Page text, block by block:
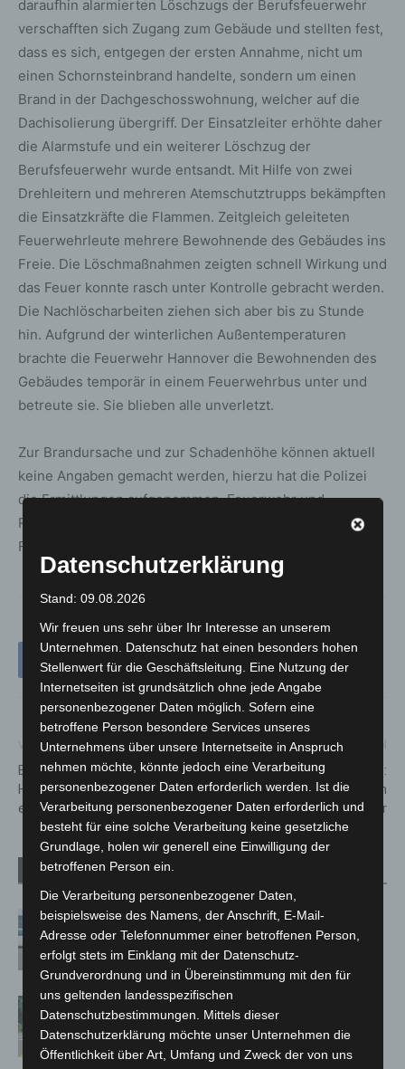
daraufhin alarmierten Löschzugs der Berufsfeuerwehr
verschafften sich Zugang zum Gebäude und stellten fest,
dass es sich, entgegen der ersten Annahme, nicht um
einen Schornsteinbrand handelte, sondern um einen
Brand in der Dachgeschosswohnung, welcher auf die
Dachisolierung übergriff. Der Einsatzleiter erhöhte daher
die Alarmstufe und ein weiterer Löschzug der
Berufsfeuerwehr wurde entsandt. Mit Hilfe von zwei
Drehleitern und mehreren Atemschutztrupps bekämpften
die Einsatzkräfte die Flammen. Zeitgleich geleiteten
Feuerwehrleute mehrere Bewohnende des Gebäudes ins
Freie. Die Löschmaßnahmen zeigten schnell Wirkung und
das Feuer konnte rasch unter Kontrolle gebracht werden.
Die Nachlöscharbeiten ziehen sich aber bis zu Stunde
hin. Aufgrund der winterlichen Außentemperaturen
brachte die Feuerwehr Hannover die Bewohnenden des
Gebäudes temporär in einem Feuerwehrbus unter und
betreute sie. Sie blieben alle unverletzt.
Zur Brandursache und zur Schadenhöhe können aktuell
keine Angaben gemacht werden, hierzu hat die Polizei
die Ermittlungen aufgenommen. Feuerwehr und
Rettungsdienst waren mit 32 Einsatzkräften und 14
Fahrzeugen vor Ort.
Vorheriger Artikel
Einsatz in der Leinemasch
Hannover: Vorläufige Bilanz
erster Tag
Nächster Artikel
Vorläufige Einsatzbilanz:
Zweiter Tag in der Leinemasch
Hannover
Verwandte Artikel Mehr vom Autor
Niedersachsen: Feuerwehrkräfte
kehren nach Waldbrandeinsatz aus
Spanien zurück
Brand im „Haus der Begegnung“ in
Neuwarmbüchen schnell eingedämmt
Datenschutzerklärung
Stand: 09.08.2026
Wir freuen uns sehr über Ihr Interesse an unserem
Unternehmen. Datenschutz hat einen besonders hohen
Stellenwert für die Geschäftsleitung. Eine Nutzung der
Internetseiten ist grundsätzlich ohne jede Angabe
personenbezogener Daten möglich. Sofern eine
betroffene Person besondere Services unseres
Unternehmens über unsere Internetseite in Anspruch
nehmen möchte, könnte jedoch eine Verarbeitung
personenbezogener Daten erforderlich werden. Ist die
Verarbeitung personenbezogener Daten erforderlich und
besteht für eine solche Verarbeitung keine gesetzliche
Grundlage, holen wir generell eine Einwilligung der
betroffenen Person ein.
Die Verarbeitung personenbezogener Daten,
beispielsweise des Namens, der Anschrift, E-Mail-
Adresse oder Telefonnummer einer betroffenen Person,
erfolgt stets im Einklang mit der Datenschutz-
Grundverordnung und in Übereinstimmung mit den für
uns geltenden landesspezifischen
Datenschutzbestimmungen. Mittels dieser
Datenschutzerklärung möchte unser Unternehmen die
Öffentlichkeit über Art, Umfang und Zweck der von uns